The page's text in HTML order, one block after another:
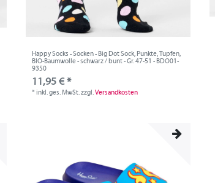
Happy Socks - Socken - Big Dot Sock, Punkte, Tupfen,
BIO-Baumwolle - schwarz / bunt - Gr. 47-51 - BDO01-
9350
11,95 € *
*inkl. ges. MwSt.zzgl.Versandkosten